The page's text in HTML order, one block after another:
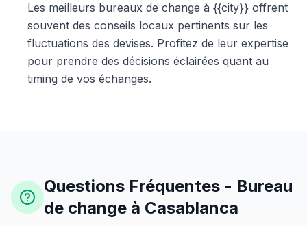
Les meilleurs bureaux de change à {{city}} offrent
souvent des conseils locaux pertinents sur les
fluctuations des devises. Profitez de leur expertise
pour prendre des décisions éclairées quant au
timing de vos échanges.
Questions Fréquentes - Bureau
de change à Casablanca